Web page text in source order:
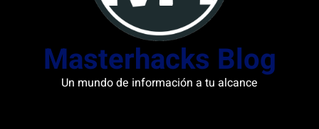
Masterhacks Blog
Un mundo de información a tu alcance